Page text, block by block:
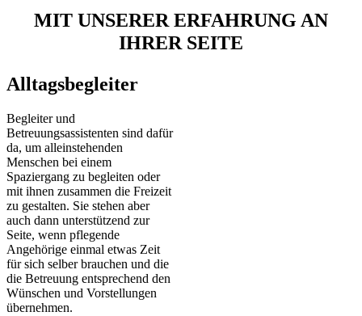
MIT UNSERER ERFAHRUNG AN
IHRER SEITE
Alltagsbegleiter
Begleiter und
Betreuungsassistenten sind dafür
da, um alleinstehenden
Menschen bei einem
Spaziergang zu begleiten oder
mit ihnen zusammen die Freizeit
zu gestalten. Sie stehen aber
auch dann unterstützend zur
Seite, wenn pflegende
Angehörige einmal etwas Zeit
für sich selber brauchen und die
die Betreuung entsprechend den
Wünschen und Vorstellungen
übernehmen.